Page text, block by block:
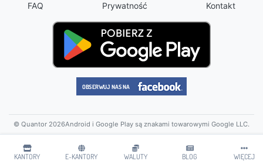
KANTORY E-KANTORY WALUTY BLOG WIĘCEJ
FAQ Prywatność Kontakt
© Quantor 2026Android i Google Play są znakami towarowymi Google LLC.